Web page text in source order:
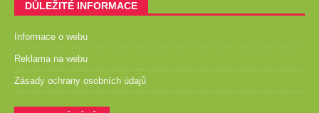
DŮLEŽITÉ INFORMACE
Informace o webu
Reklama na webu
Zásady ochrany osobních údajů